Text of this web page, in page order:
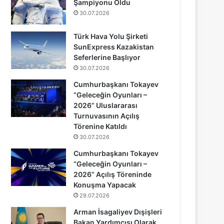
Şampiyonu Oldu
30.07.2026
Türk Hava Yolu Şirketi
SunExpress Kazakistan
Seferlerine Başlıyor
30.07.2026
Cumhurbaşkanı Tokayev
“Geleceğin Oyunları –
2026” Uluslararası
Turnuvasının Açılış
Törenine Katıldı
30.07.2026
Cumhurbaşkanı Tokayev
“Geleceğin Oyunları –
2026” Açılış Töreninde
Konuşma Yapacak
29.07.2026
Arman İsagaliyev Dışişleri
Bakan Yardımcısı Olarak